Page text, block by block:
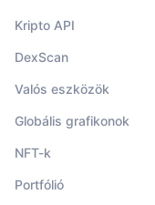
Kripto API
DexScan
Valós eszközök
Globális grafikonok
NFT-k
Portfólió